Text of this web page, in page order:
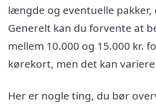
længde og eventuelle pakker,
Generelt kan du forvente at
mellem 10.000 og 15.000 kr.
kørekort, men det kan
Her er nogle ting, du bør